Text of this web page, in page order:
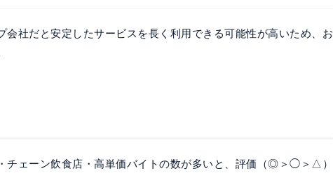
会社だと安定したサービスを長く利用できる可能性が高いため、お
チェーン飲食店・高単価バイトの数が多いと、評価（◎＞◯＞△）